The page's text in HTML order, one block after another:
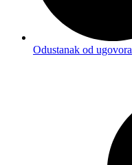
Odustanak od ugovora